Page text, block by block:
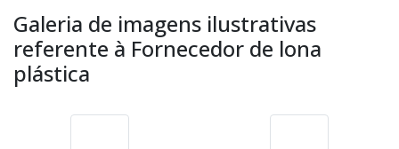
Galeria de imagens ilustrativas
referente à Fornecedor de lona
plástica